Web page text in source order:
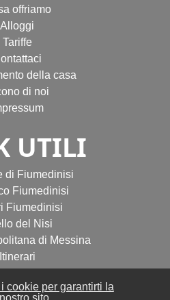
cookie per garantirti la
offriamo
Alloggi
Tariffe
della casa
di noi
UTILI
di Fiumedinisi
Fiumedinisi
Fiumedinisi
del Nisi
di Messina
Itinerari